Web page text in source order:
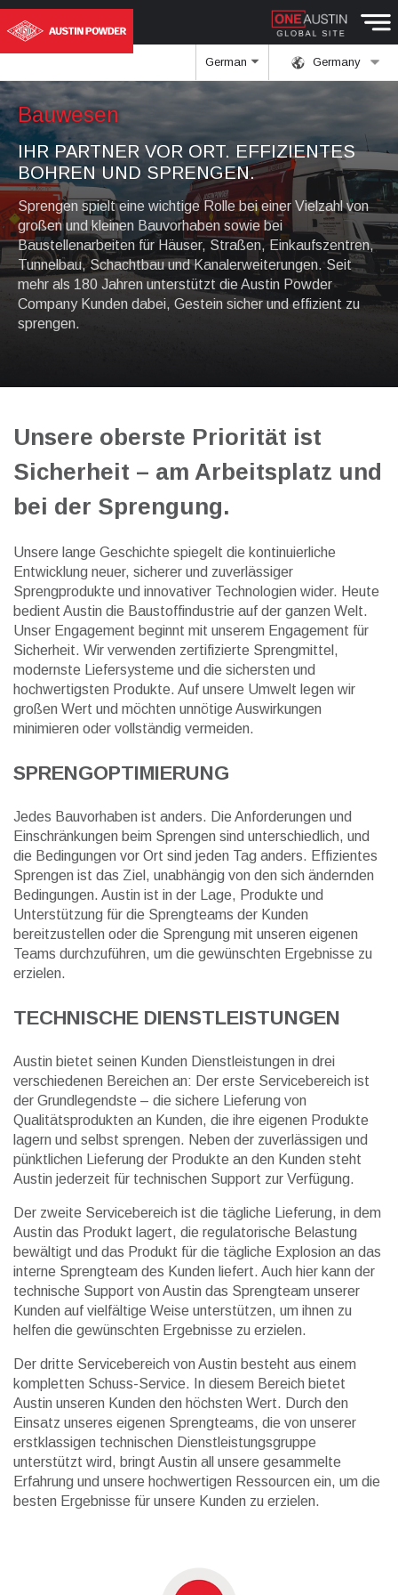
Germany
German
Bauwesen
IHR PARTNER VOR ORT. EFFIZIENTES
BOHREN UND SPRENGEN.
Sprengen spielt eine wichtige Rolle bei einer Vielzahl von
großen und kleinen Bauvorhaben sowie bei
Baustellenarbeiten für Häuser, Straßen, Einkaufszentren,
Tunnelbau, Schachtbau und Kanalerweiterungen. Seit
mehr als 180 Jahren unterstützt die Austin Powder
Company Kunden dabei, Gestein sicher und effizient zu
sprengen.
Unsere oberste Priorität ist
Sicherheit – am Arbeitsplatz und
bei der Sprengung.
Unsere lange Geschichte spiegelt die kontinuierliche
Entwicklung neuer, sicherer und zuverlässiger
Sprengprodukte und innovativer Technologien wider. Heute
bedient Austin die Baustoffindustrie auf der ganzen Welt.
Unser Engagement beginnt mit unserem Engagement für
Sicherheit. Wir verwenden zertifizierte Sprengmittel,
modernste Liefersysteme und die sichersten und
hochwertigsten Produkte. Auf unsere Umwelt legen wir
großen Wert und möchten unnötige Auswirkungen
minimieren oder vollständig vermeiden.
SPRENGOPTIMIERUNG
Jedes Bauvorhaben ist anders. Die Anforderungen und
Einschränkungen beim Sprengen sind unterschiedlich, und
die Bedingungen vor Ort sind jeden Tag anders. Effizientes
Sprengen ist das Ziel, unabhängig von den sich ändernden
Bedingungen. Austin ist in der Lage, Produkte und
Unterstützung für die Sprengteams der Kunden
bereitzustellen oder die Sprengung mit unseren eigenen
Teams durchzuführen, um die gewünschten Ergebnisse zu
erzielen.
TECHNISCHE DIENSTLEISTUNGEN
Austin bietet seinen Kunden Dienstleistungen in drei
verschiedenen Bereichen an: Der erste Servicebereich ist
der Grundlegendste – die sichere Lieferung von
Qualitätsprodukten an Kunden, die ihre eigenen Produkte
lagern und selbst sprengen. Neben der zuverlässigen und
pünktlichen Lieferung der Produkte an den Kunden steht
Austin jederzeit für technischen Support zur Verfügung.
Der zweite Servicebereich ist die tägliche Lieferung, in dem
Austin das Produkt lagert, die regulatorische Belastung
bewältigt und das Produkt für die tägliche Explosion an das
interne Sprengteam des Kunden liefert. Auch hier kann der
technische Support von Austin das Sprengteam unserer
Kunden auf vielfältige Weise unterstützen, um ihnen zu
helfen die gewünschten Ergebnisse zu erzielen.
Der dritte Servicebereich von Austin besteht aus einem
kompletten Schuss-Service. In diesem Bereich bietet
Austin unseren Kunden den höchsten Wert. Durch den
Einsatz unseres eigenen Sprengteams, die von unserer
erstklassigen technischen Dienstleistungsgruppe
unterstützt wird, bringt Austin all unsere gesammelte
Erfahrung und unsere hochwertigen Ressourcen ein, um die
besten Ergebnisse für unsere Kunden zu erzielen.